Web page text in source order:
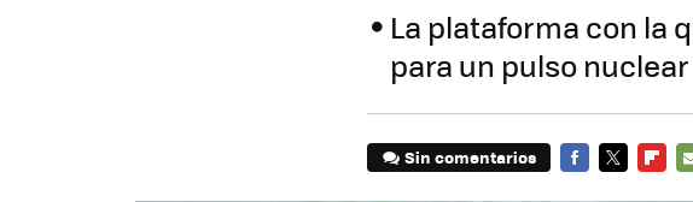
La plataforma con la
para un pulso nuclear
Sin comentarios